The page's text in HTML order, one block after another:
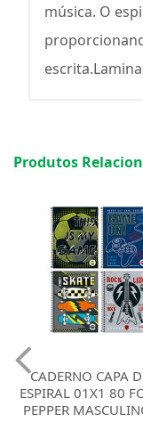
música. O
Produtos
CADERNO CAPA
ESPIRAL 01X1 80
PEPPER